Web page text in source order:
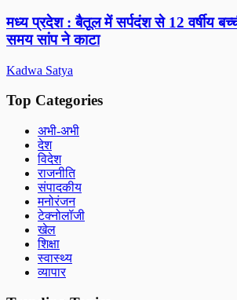
मध्य प्रदेश : बैतूल में सर्पदंश से 12 वर्षीय
समय सांप ने काटा
Kadwa Satya
Top Categories
अभी-अभी
देश
विदेश
राजनीति
संपादकीय
मनोरंजन
टेक्नोलॉजी
खेल
शिक्षा
स्वास्थ्य
व्यापार